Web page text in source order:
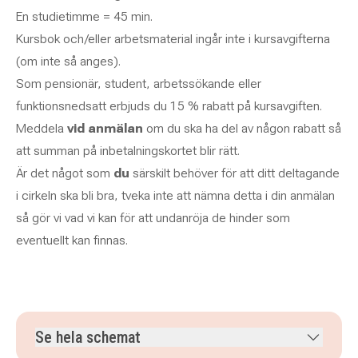
En studietimme = 45 min.
Kursbok och/eller arbetsmaterial ingår inte i kursavgifterna
(om inte så anges).
Som pensionär, student, arbetssökande eller
funktionsnedsatt erbjuds du 15 % rabatt på kursavgiften.
Meddela vid anmälan om du ska ha del av någon rabatt så
att summan på inbetalningskortet blir rätt.
Är det något som du särskilt behöver för att ditt deltagande
i cirkeln ska bli bra, tveka inte att nämna detta i din anmälan
så gör vi vad vi kan för att undanröja de hinder som
eventuellt kan finnas.
Se hela schemat